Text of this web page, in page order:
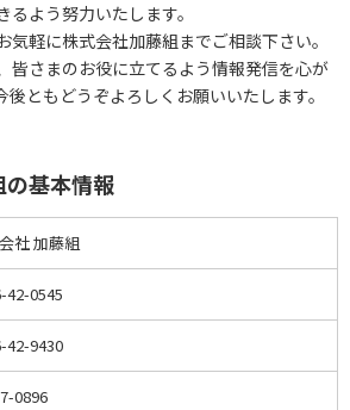
よう努力いたします。
気軽に株式会社加藤組までご相談下さい。
皆さまのお役に立てるよう情報発信を心が
後ともどうぞよろしくお願いいたします。
基本情報
社 加藤組
42-0545
42-9430
0896